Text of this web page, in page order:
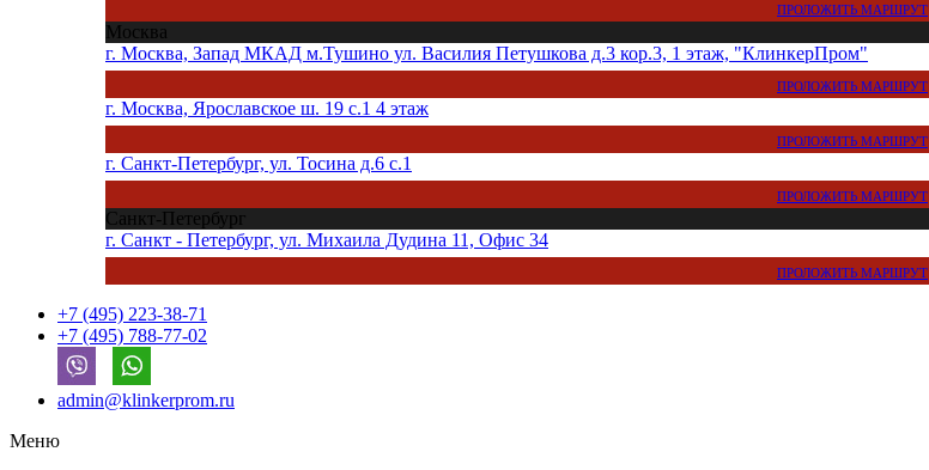
ПРОЛОЖИТЬ МАРШРУТ
Москва
г. Москва, Запад МКАД м.Тушино ул. Василия Петушкова д.3 кор.3, 1 этаж, "КлинкерПром"
ПРОЛОЖИТЬ МАРШРУТ
г. Москва, Ярославское ш. 19 с.1 4 этаж
ПРОЛОЖИТЬ МАРШРУТ
г. Санкт-Петербург, ул. Тосина д.6 с.1
ПРОЛОЖИТЬ МАРШРУТ
Санкт-Петербург
г. Санкт - Петербург, ул. Михаила Дудина 11, Офис 34
ПРОЛОЖИТЬ МАРШРУТ
+7 (495) 223-38-71
+7 (495) 788-77-02
admin@klinkerprom.ru
Меню